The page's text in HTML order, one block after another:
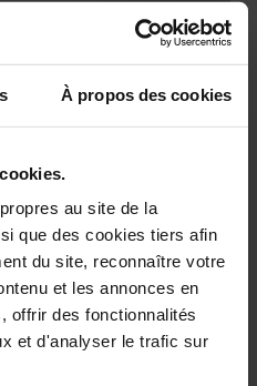
À propos des cookies
au site de la
que des cookies tiers afin
du site, reconnaître votre
et les annonces en
offrir des fonctionnalités
et d'analyser le trafic sur
à financer vos
les informations-clé
travers 10 questions-
vous offre une
astuces pratiques pour